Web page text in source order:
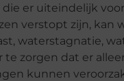
er uiteindelijk voor
verstopt zijn, kan
waterstagnatie,
zorgen dat er
kunnen